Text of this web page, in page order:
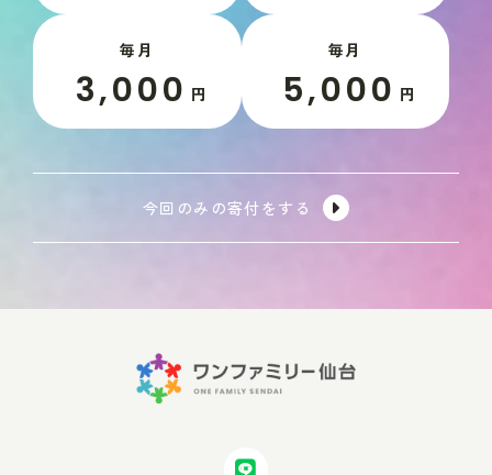
毎月
3,000 円
毎月
5,000 円
今回のみの寄付をする